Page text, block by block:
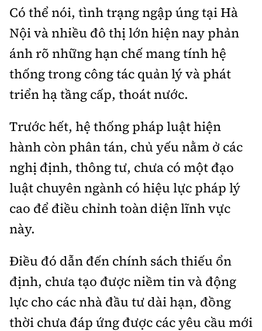
Tổng biên tập:
Phó Tổng biên tập:Nguyễn Sơn Tùng,
Nguyễn Đức Thắng, La Đức Hùng
Hotline:
0901 514 799
Quảng cáo và Phát hành:
0915 057 282
Email:bandoc@baoxaydung.vn
chấp thuận bằng văn bản.
Thông tin tòa
Có thể nói, tình trạng ngập úng tại Hà
Nội và nhiều đô thị lớn hiện nay phản
ánh rõ những hạn chế mang tính hệ
thống trong công tác quản lý và phát
triển hạ tầng cấp, thoát nước.
Trước hết, hệ thống pháp luật hiện
hành còn phân tán, chủ yếu nằm ở các
nghị định, thông tư, chưa có một đạo
luật chuyên ngành có hiệu lực pháp lý
cao để điều chỉnh toàn diện lĩnh vực
này.
Điều đó dẫn đến chính sách thiếu ổn
định, chưa tạo được niềm tin và động
lực cho các nhà đầu tư dài hạn, đồng
thời chưa đáp ứng được các yêu cầu mới